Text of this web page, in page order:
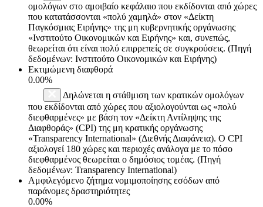
ομολόγων στο αμοιβαίο κεφάλαιο που εκδίδονται από χώρες
που κατατάσσονται «πολύ χαμηλά» στον «Δείκτη
Παγκόσμιας Ειρήνης» της μη κυβερνητικής οργάνωσης
«Ινστιτούτο Οικονομικών και Ειρήνης» και, συνεπώς,
θεωρείται ότι είναι πολύ επιρρεπείς σε συγκρούσεις. (Πηγή
δεδομένων: Ινστιτούτο Οικονομικών και Ειρήνης)
Εκτιμώμενη διαφθορά
0.00%
Δηλώνεται η στάθμιση των κρατικών ομολόγων
που εκδίδονται από χώρες που αξιολογούνται ως «πολύ
διεφθαρμένες» με βάση τον «Δείκτη Αντίληψης της
Διαφθοράς» (CPI) της μη κρατικής οργάνωσης
«Transparency International» (Διεθνής Διαφάνεια). Ο CPI
αξιολογεί 180 χώρες και περιοχές ανάλογα με το πόσο
διεφθαρμένος θεωρείται ο δημόσιος τομέας. (Πηγή
δεδομένων: Transparency International)
Αμφιλεγόμενο ζήτημα νομιμοποίησης εσόδων από
παράνομες δραστηριότητες
0.00%